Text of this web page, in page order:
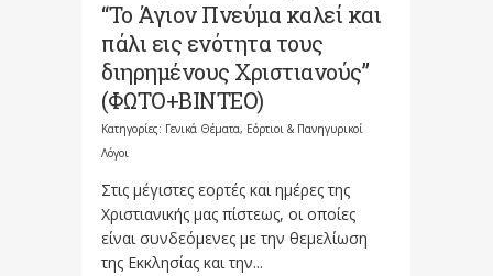
“Το Άγιον Πνεύμα καλεί και
πάλι εις ενότητα τους
διηρημένους Χριστιανούς”
(ΦΩΤΟ+ΒΙΝΤΕΟ)
Κατηγορίες: Γενικά Θέματα, Εόρτιοι & Πανηγυρικοί
Λόγοι
Στις μέγιστες εορτές και ημέρες της
Χριστιανικής μας πίστεως, οι οποίες
είναι συνδεόμενες με την θεμελίωση
της Εκκλησίας και την...